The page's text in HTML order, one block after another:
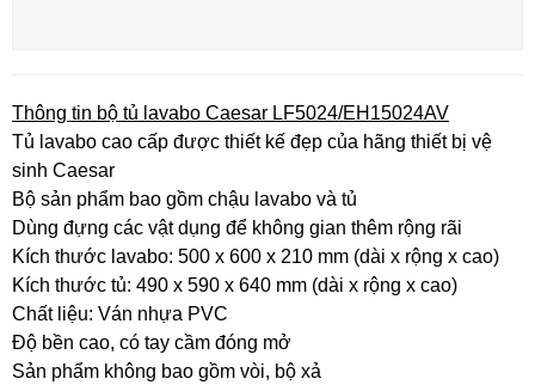
Thông tin bộ tủ lavabo Caesar LF5024/EH15024AV
Tủ lavabo cao cấp được thiết kế đẹp của hãng thiết bị vệ
sinh Caesar
Bộ sản phẩm bao gồm chậu lavabo và tủ
Dùng đựng các vật dụng để không gian thêm rộng rãi
Kích thước lavabo: 500 x 600 x 210 mm (dài x rộng x cao)
Kích thước tủ: 490 x 590 x 640 mm (dài x rộng x cao)
Chất liệu: Ván nhựa PVC
Độ bền cao, có tay cầm đóng mở
Sản phẩm không bao gồm vòi, bộ xả